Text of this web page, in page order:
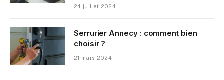
24 juillet 2024
Serrurier Annecy : comment bien
choisir ?
21 mars 2024